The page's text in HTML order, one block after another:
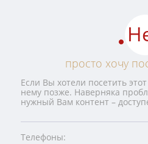
просто хочу
Если Вы хотели посетить
нему позже. Наверняка
нужный Вам контент –
Телефоны: